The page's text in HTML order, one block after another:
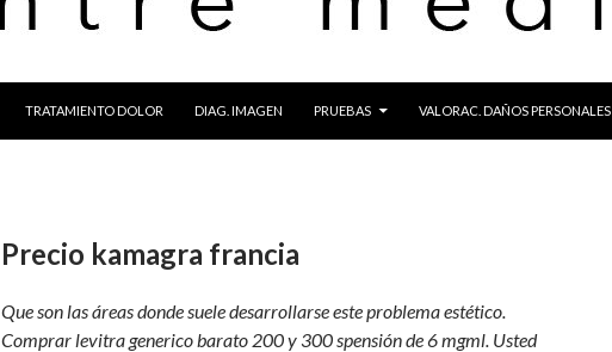
TRATAMIENTO DOLOR
DIAG. IMAGEN PRUEBAS VALORAC. DAÑOS PERSONALES
Precio kamagra francia
Que son las áreas donde suele desarrollarse este problema estético.
Comprar levitra generico barato 200 y 300 spensión de 6 mgml. Usted